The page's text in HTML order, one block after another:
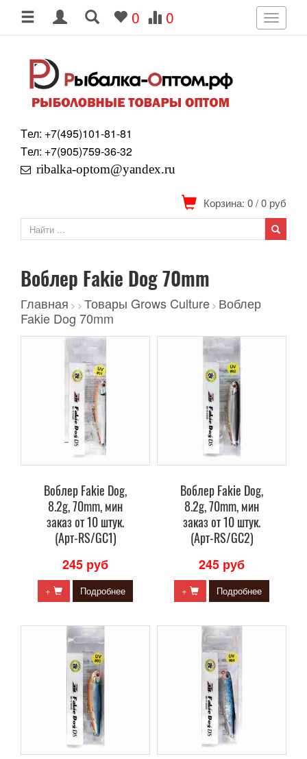
0 0
Toggle
Tел: +7(495)101-81-81
Tел: +7(905)759-36-32
ribalka-optom@yandex.ru
Корзина: 0/0 руб
Воблер Fakie Dog 70mm
Главная > > Товары Grows Culture > Воблер
Fakie Dog 70mm
Воблер Fakie Dog,
8.2g, 70mm, мин
заказ от 10 штук.
(Арт-RS/GC1)
245 руб
+ Подробнее
Воблер Fakie Dog,
8.2g, 70mm, мин
заказ от 10 штук.
(Арт-RS/GC2)
245 руб
+ Подробнее